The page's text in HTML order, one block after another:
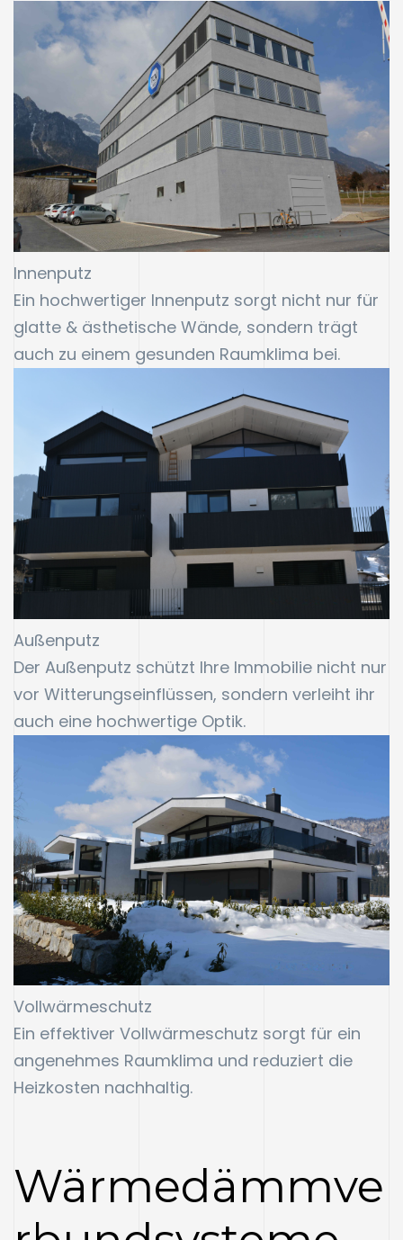
Innenputz
Ein hochwertiger Innenputz sorgt nicht nur für
glatte & ästhetische Wände, sondern trägt
auch zu einem gesunden Raumklima bei.
Außenputz
Der Außenputz schützt Ihre Immobilie nicht nur
vor Witterungseinflüssen, sondern verleiht ihr
auch eine hochwertige Optik.
Vollwärmeschutz
Ein effektiver Vollwärmeschutz sorgt für ein
angenehmes Raumklima und reduziert die
Heizkosten nachhaltig.
Wärmedämmve